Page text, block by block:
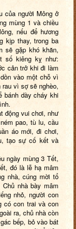
của người Mông ở
mùng 1 và chiều
nếu để hương
kịp thay, trong ba
sẽ gặp khó khăn,
số kiêng kỵ như:
cản trở khi đi làm
vào một chỗ vì
vì sợ sẽ nghèo,
bánh dày cháy khi
động vui chơi, như
pao, tù lu, cầu
áo mới, đi chơi,
tạo sự cố kết và
ngày mùng 3 Tết,
đó là lễ hạ mâm
nhà, cúng mời tổ
nhà bày mâm
nhỏ, người con
có con trai và con
ra, chủ nhà còn
bếp, bỏ vào bát